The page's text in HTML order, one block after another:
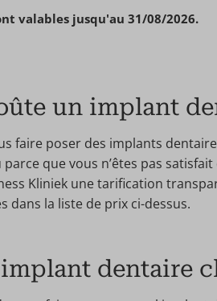
valables jusqu'au 31/08/2026.
un implant
faire poser des implants
que vous n’êtes pas
Kliniek une tarification
dans la liste de prix ci-dessus.
implant dentaire